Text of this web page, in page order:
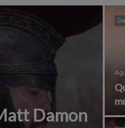
Damon